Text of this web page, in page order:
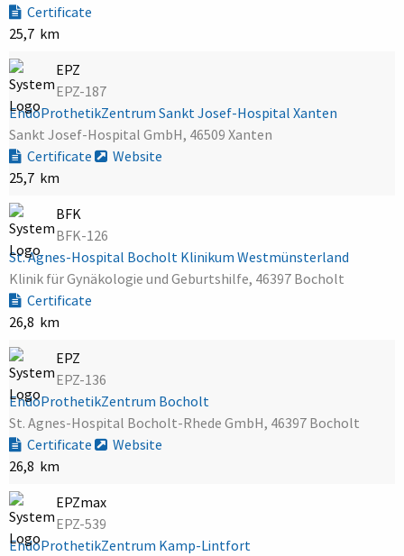
Certificate
25,7 km
EPZ
EPZ-187
EndoProthetikZentrum Sankt Josef-Hospital Xanten
Sankt Josef-Hospital GmbH, 46509 Xanten
Certificate
Website
25,7 km
BFK
BFK-126
St. Agnes-Hospital Bocholt Klinikum Westmünsterland
Klinik für Gynäkologie und Geburtshilfe, 46397 Bocholt
Certificate
26,8 km
EPZ
EPZ-136
EndoProthetikZentrum Bocholt
St. Agnes-Hospital Bocholt-Rhede GmbH, 46397 Bocholt
Certificate
Website
26,8 km
EPZmax
EPZ-539
EndoProthetikZentrum Kamp-Lintfort